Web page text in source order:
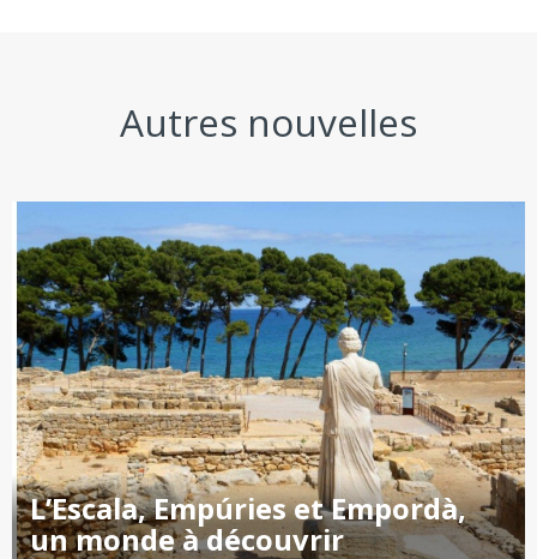
Autres nouvelles
L’Escala, Empúries et Empordà,
un monde à découvrir